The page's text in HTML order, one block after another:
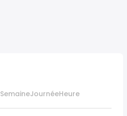
SemaineJournéeHeure